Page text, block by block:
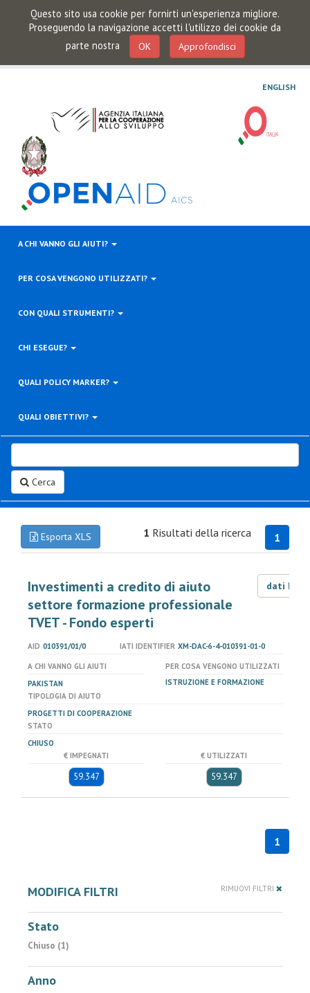
Questo sito usa cookie per fornirti un'esperienza migliore.
Proseguendo la navigazione accetti l'utilizzo dei cookie da
parte nostra
OK Approfondisci
ENGLISH
A CHI VANNO GLI AIUTI?
PER COSA VENGONO UTILIZZATI?
CON QUALI STRUMENTI?
CHI ESEGUE?
QUALI POLICY MARKER?
QUALI OBIETTIVI?
Cerca
Esporta XLS 1
1 Risultati della ricerca
Investimenti a credito di aiuto
settore formazione professionale
TVET - Fondo esperti
dati LOD
AID 010391/01/0 IATI IDENTIFIER XM-DAC-6-4-010391-01-0
A CHI VANNO GLI AIUTI
PAKISTAN
PER COSA VENGONO UTILIZZATI
ISTRUZIONE E FORMAZIONE
TIPOLOGIA DI AIUTO
PROGETTI DI COOPERAZIONE
STATO
CHIUSO
€ IMPEGNATI
59.347
€ UTILIZZATI
59.347
1
MODIFICA FILTRI RIMUOVI FILTRI
Stato
Chiuso (1)
Anno